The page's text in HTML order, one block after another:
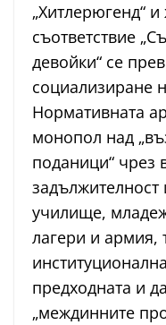
„Хитлерюгенд“
съответствие
девойки“ се
социализиране
Нормативната
монопол над
поданици“ чрез
училище,
лагери и армия,
предходната и
„междинните